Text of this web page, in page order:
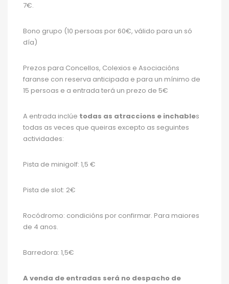
7€.
Bono grupo (10 persoas por 60€, válido para un só
día)
Prezos para Concellos, Colexios e Asociacións
faranse con reserva anticipada e para un mínimo de
15 persoas e a entrada terá un prezo de 5€
A entrada inclúe todas as atraccions e inchables
todas as veces que queiras excepto as seguintes
actividades:
Pista de minigolf: 1,5 €
Pista de slot: 2€
Rocódromo: condicións por confirmar. Para maiores
de 4 anos.
Barredora: 1,5€
A venda de entradas será no despacho de